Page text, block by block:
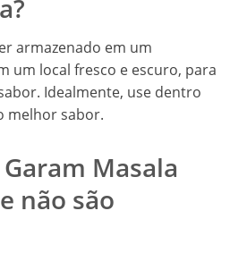
armazenado em um
um local fresco e escuro, para
Idealmente, use dentro
melhor sabor.
Masala
não são